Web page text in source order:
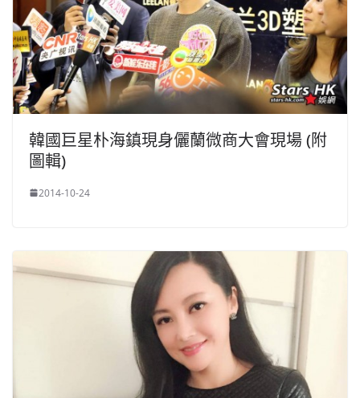
韓國巨星朴海鎮現身儷蘭微商大會現場 (附
圖輯)
2014-10-24